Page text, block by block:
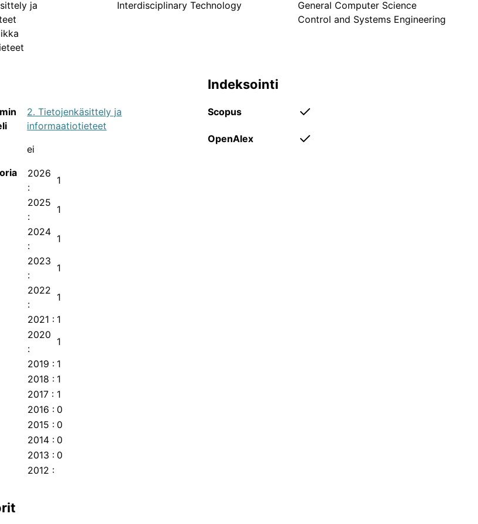
tieteenaloittain
sisältämien tieteellisten julkaisusarjojen tieteenalajakauma.
avoin saatavuus
sisältämien tieteellisten julkaisusarjojen avoin saatavuus.
Julkaisukanava on joko välittömästi avoin, sallii välittömän rinnakkaistallennuksen tai kuuluu
FinElib-etuuden piiriin.
ja
Interdisciplinary Technology
General Computer Science
Control and Systems Engineering
2. Tietojenkäsittely ja
informaatiotieteet
ei
2026
:
1
2025
:
1
2024
:
1
2023
:
1
2022
:
1
2021 : 1
2020
:
1
2019 : 1
2018 : 1
2017 : 1
2016 : 0
2015 : 0
2014 : 0
2013 : 0
2012 :
Indeksointi
Scopus
OpenAlex